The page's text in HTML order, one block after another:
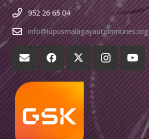
952 26 65 04
info@lupusmalagayautoinmunes.org